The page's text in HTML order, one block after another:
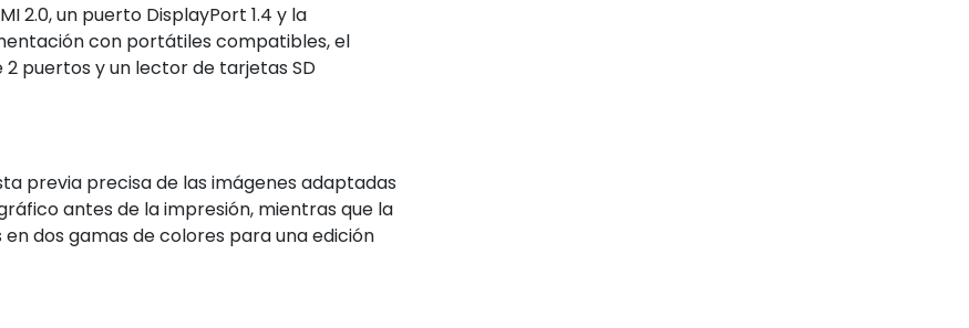
2.0, un puerto DisplayPort 1.4 y la
con portátiles compatibles, el
2 puertos y un lector de tarjetas SD
previa precisa de las imágenes adaptadas
antes de la impresión, mientras que la
dos gamas de colores para una edición